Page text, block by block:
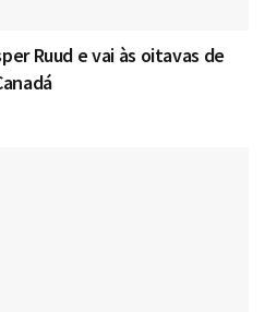
Ruud e vai às oitavas de